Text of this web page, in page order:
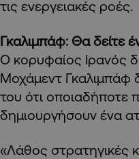
τις ενεργειακές ροές.
Γκαλιμπάφ: Θα δείτε
Ο κορυφαίος Ιρανός
Μοχάμεντ Γκαλιμπάφ
του ότι
δημιουργήσουν ένα
«Λάθος στρατηγικές